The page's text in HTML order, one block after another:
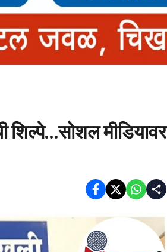
शिल्पे…सोशल मीडियावर